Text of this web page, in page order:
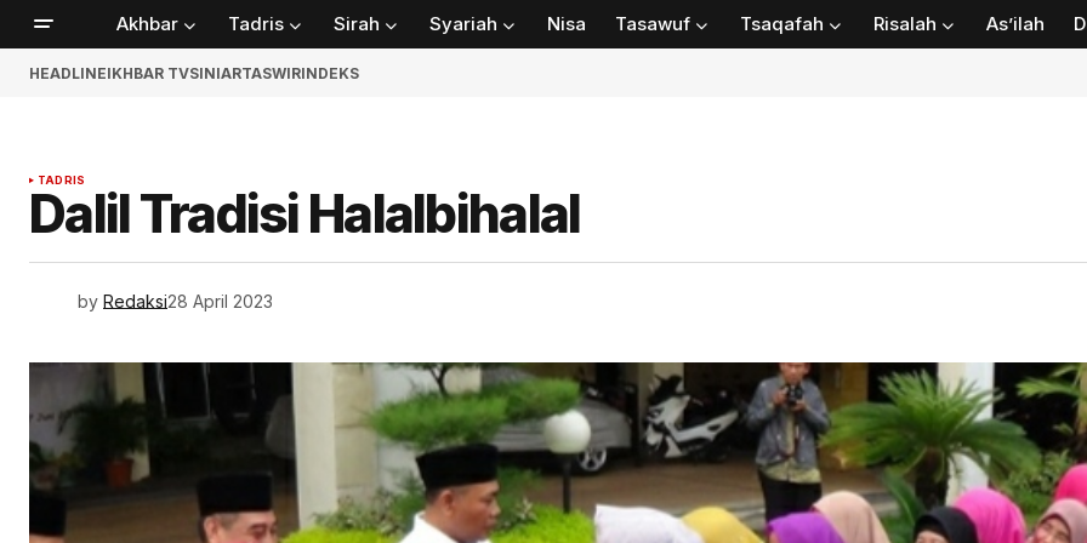
Akhbar Tadris Sirah Syariah Nisa Tasawuf Tsaqafah Risalah As’ilah
HEADLINEIKHBAR TVSINIARTASWIRINDEKS
TADRIS
Dalil Tradisi Halalbihalal
by Redaksi28 April 2023